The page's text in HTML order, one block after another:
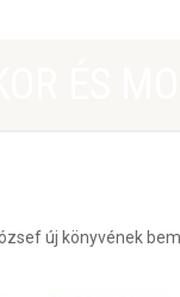
új könyvének